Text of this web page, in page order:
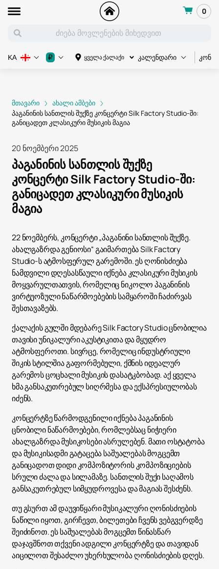
0
ყველა ქალაქი კალენდარი
KA ₽
მთავარი
ახალი ამბები
პაგანინის სანთლის შუქზე კონცერტი Silk Factory Studio-ში:
განიცადეთ კლასიკური მუსიკის მაგია
20 ნოემბერი 2025
პაგანინის სანთლის შუქზე
კონცერტი Silk Factory Studio-ში:
განიცადეთ კლასიკური მუსიკის
მაგია
22 ნოემბერს, კონცერტი „პაგანინი სანთლის შუქზე.
ახალგაზრდა გენიოსი“ გაიმართება Silk Factory
Studio-ს ატმოსფერულ გარემოში. ეს ღონისძიება
ნამდვილი დღესასწაული იქნება კლასიკური მუსიკის
მოყვარულთათვის, რომელიც ნიკოლო პაგანინის
ვირტუოზული ნაწარმოებების სამყაროში ჩაძირვას
შესთავაზებს.
ქალაქის გულში მდებარე Silk Factory Studio ცნობილია
თავისი უნიკალური აკუსტიკითა და მყუდრო
ატმოსფეროთი. სივრცე, რომელიც ინდუსტრიული
შიკის სტილშია გაფორმებული, ქმნის იდეალურ
გარემოს ცოცხალი მუსიკის დასატკბობად. აქ ყველა
ხმა განსაკუთრებულ სიღრმესა და ექსპრესიულობას
იძენს.
კონცერტზე წარმოდგენილი იქნება პაგანინის
ცნობილი ნაწარმოებები, რომლებსაც ნიჭიერი
ახალგაზრდა მუსიკოსები ასრულებენ. მათი ოსტატობა
და მუსიკისადმი გატაცება საშუალებას მოგცემთ
განიცადოთ დიდი კომპოზიტორის კომპოზიციების
სრული ძალა და სილამაზე. სანთლის შუქი საღამოს
განსაკუთრებულ სიმყუდროვესა და მაგიას შესძენს.
თუ გსურთ ამ დაუვიწყარი მუსიკალური ღონისძიების
ნაწილი იყოთ, გირჩევთ, ბილეთები ჩვენს ვებგვერდზე
შეიძინოთ. ეს საშუალებას მოგცემთ წინასწარ
დაჯავშნოთ თქვენი ადგილი კონცერტზე და თავიდან
აიცილოთ შესაძლო უხერხულობა ღონისძიების დღეს.